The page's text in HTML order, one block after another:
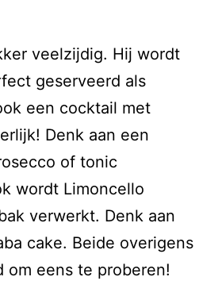
veelzijdig. Hij wordt
geserveerd als
een cocktail met
Denk aan een
of tonic
wordt Limoncello
verwerkt. Denk aan
cake. Beide overigens
om eens te proberen!